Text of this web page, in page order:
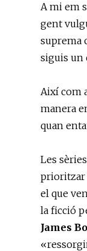
A mi em
gent
suprema
siguis un
Així com
manera
quan
Les
prioritzar
el que
la ficció
James